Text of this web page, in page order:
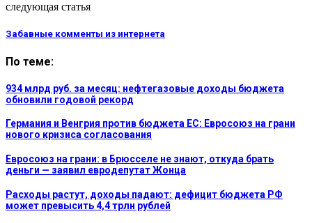
следующая статья
Забавные комменты из интернета
По теме:
934 млрд руб. за месяц: нефтегазовые доходы бюджета
обновили годовой рекорд
Германия и Венгрия против бюджета ЕС: Евросоюз на грани
нового кризиса согласования
Евросоюз на грани: в Брюсселе не знают, откуда брать
деньги — заявил евродепутат Жонца
Расходы растут, доходы падают: дефицит бюджета РФ
может превысить 4,4 трлн рублей